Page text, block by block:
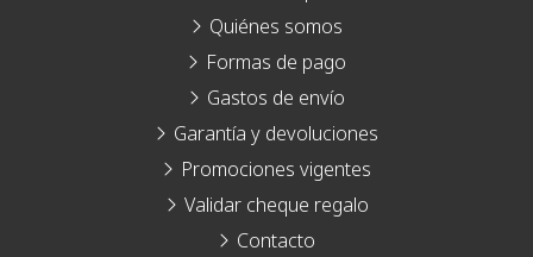
Quiénes somos
Formas de pago
Gastos de envío
Garantía y devoluciones
Promociones vigentes
Validar cheque regalo
Contacto